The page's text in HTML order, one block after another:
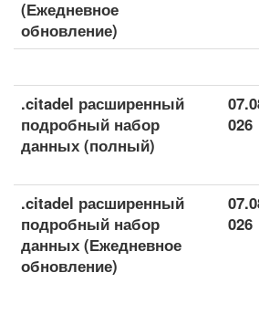
(Ежедневное
обновление)
.citadel расширенный
подробный набор
данных (полный)
026
.citadel расширенный
подробный набор
данных (Ежедневное
обновление)
026